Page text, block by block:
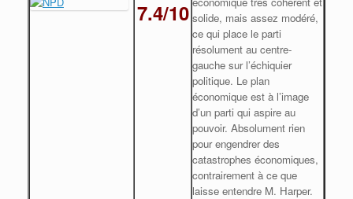
7.4/10 solide, mais assez modéré,
ce qui place le parti
résolument au centre-
gauche sur l’échiquier
politique. Le plan
économique est à l’image
d’un parti qui aspire au
pouvoir. Absolument rien
pour engendrer des
catastrophes économiques,
contrairement à ce que
laisse entendre M. Harper.